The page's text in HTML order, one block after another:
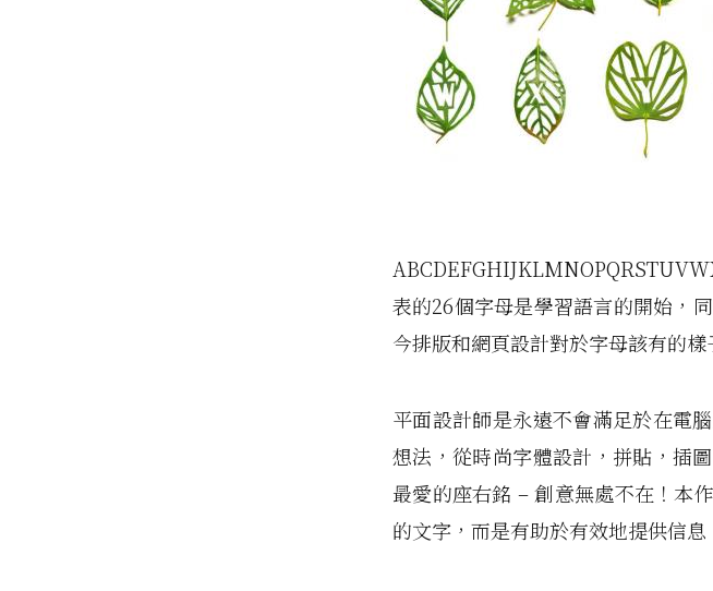
表的26個字母是學習語言的開始，
今排版和網頁設計對於字母該有的樣
平面設計師是永遠不會滿足於在電
想法，從時尚字體設計，拼貼，插
最愛的座右銘 – 創意無處不在！本
的文字 ，而是有助於有效地提供信